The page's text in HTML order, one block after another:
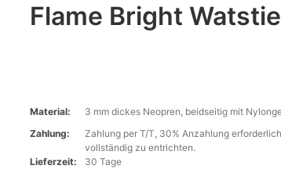
Flame Bright
Material:
3 mm dickes Neopren, beidseitig mit
Zahlung:
Zahlung per T/T, 30% Anzahlung
vollständig zu entrichten.
Lieferzeit:
30 Tage